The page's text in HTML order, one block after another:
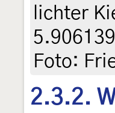
lichter
Foto:
2.3.2.